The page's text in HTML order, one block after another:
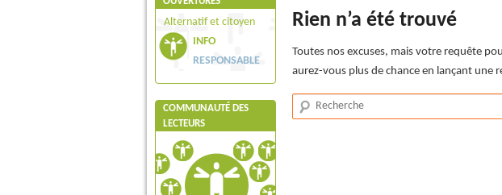
Alternatif et citoyen
INFO
RESPONSABLE
COMMUNAUTÉ DES
LECTEURS
Rien n’a été trouvé
Toutes nos excuses, mais votre requête
aurez-vous plus de chance en lançant une
Recherche